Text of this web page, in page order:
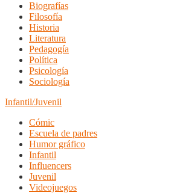
Biografías
Filosofía
Historia
Literatura
Pedagogía
Política
Psicología
Sociología
Infantil/Juvenil
Cómic
Escuela de padres
Humor gráfico
Infantil
Influencers
Juvenil
Videojuegos